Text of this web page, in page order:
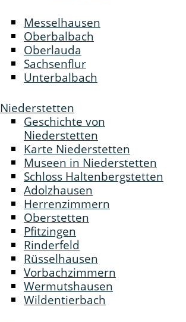
Messelhausen
Oberbalbach
Oberlauda
Sachsenflur
Unterbalbach
Niederstetten
Geschichte von
Niederstetten
Karte Niederstetten
Museen in Niederstetten
Schloss Haltenbergstetten
Adolzhausen
Herrenzimmern
Oberstetten
Pfitzingen
Rinderfeld
Rüsselhausen
Vorbachzimmern
Wermutshausen
Wildentierbach